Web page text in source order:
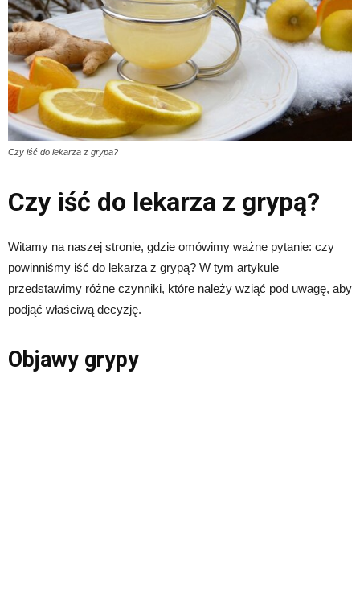
Czy iść do lekarza z grypa?
Czy iść do lekarza z grypą?
Witamy na naszej stronie, gdzie omówimy ważne pytanie: czy
powinniśmy iść do lekarza z grypą? W tym artykule
przedstawimy różne czynniki, które należy wziąć pod uwagę, aby
podjąć właściwą decyzję.
Objawy grypy